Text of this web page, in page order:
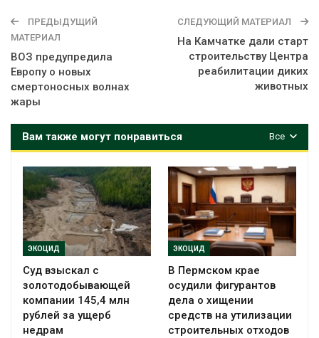
ПРЕДЫДУЩИЙ
МАТЕРИАЛ
ВОЗ предупредила
Европу о новых
смертоносных волнах
жары
СЛЕДУЮЩИЙ МАТЕРИАЛ
На Камчатке дали старт
строительству Центра
реабилитации диких
животных
Все
Вам также могут понравиться
ЭКОЦИД
Суд взыскал с
золотодобывающей
компании 145,4 млн
рублей за ущерб
недрам
ЭКОЦИД
В Пермском крае
осудили фигурантов
дела о хищении
средств на утилизации
строительных отходов